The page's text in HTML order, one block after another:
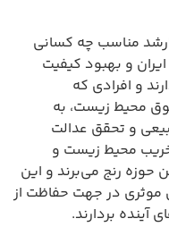
مناسب چه کسانی
و بهبود کیفیت
و افرادی که
محیط زیست، به
و تحقق عدالت
محیط زیست و
حوزه رنج می‌برند و این
موثری در جهت حفاظت از
بردارند.